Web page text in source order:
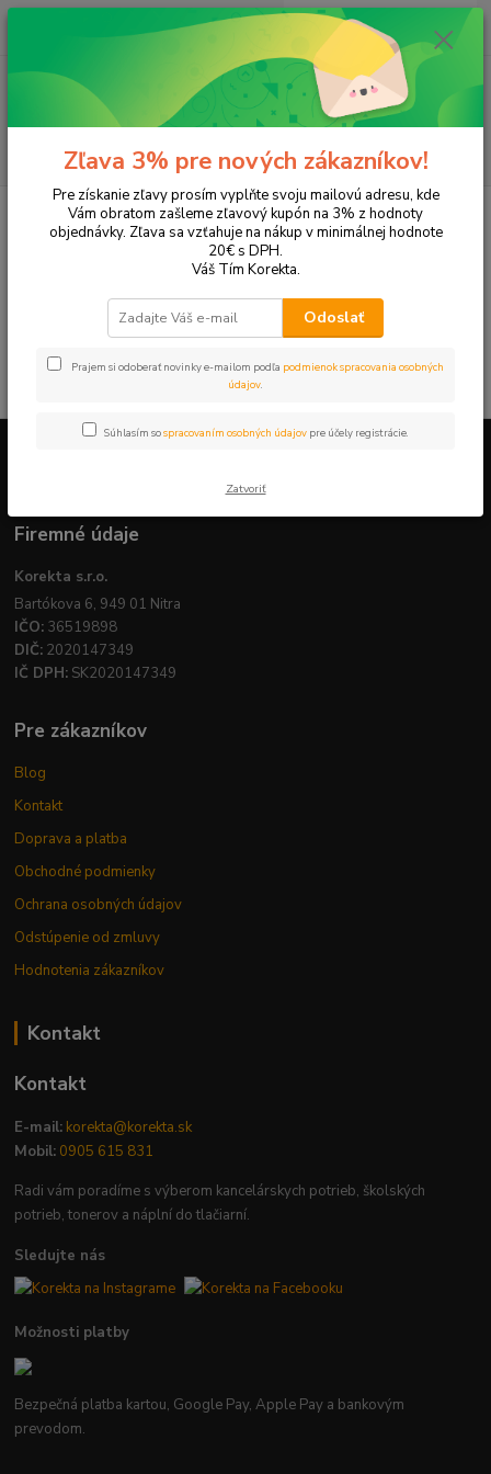
Hľadať
ks
za 0,00 EUR
Tonery a náplne do tlačiarní Hewlett Packard
HP DeskJet
DeskJet 940c
DeskJet 940c
V tejto kategórii nebol nájdený žiadny tovar.
Firemné údaje a informácie
Firemné údaje
Korekta s.r.o.
Bartókova 6, 949 01 Nitra
IČO: 36519898
DIČ: 2020147349
IČ DPH: SK2020147349
Pre zákazníkov
Blog
Kontakt
Doprava a platba
Obchodné podmienky
Ochrana osobných údajov
Odstúpenie od zmluvy
Hodnotenia zákazníkov
Kontakt
Kontakt
E-mail: korekta@korekta.sk
Mobil: 0905 615 831
Radi vám poradíme s výberom kancelárskych potrieb, školských
potrieb, tonerov a náplní do tlačiarní.
Sledujte nás
Možnosti platby
Bezpečná platba kartou, Google Pay, Apple Pay a bankovým
prevodom.
Zľava 3% pre nových zákazníkov!
Pre získanie zľavy prosím vyplňte svoju mailovú adresu, kde
Vám obratom zašleme zľavový kupón na 3% z hodnoty
objednávky. Zľava sa vzťahuje na nákup v minimálnej hodnote
20€ s DPH.
Váš Tím Korekta.
Odoslať
Prajem si odoberať novinky e-mailom podľa podmienok spracovania osobných
údajov.
Súhlasím sospracovaním osobných údajov pre účely registrácie.
Zatvoriť